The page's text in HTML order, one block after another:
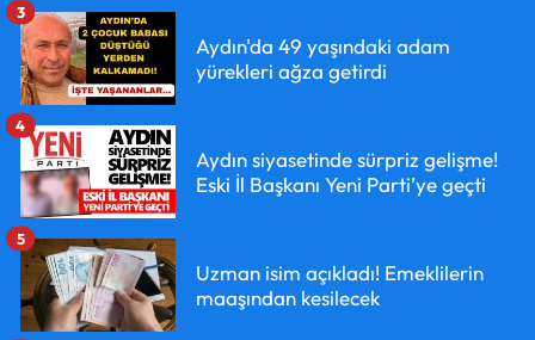
Aydın'da 49 yaşındaki adam
yürekleri ağza getirdi
3
Aydın siyasetinde sürpriz gelişme!
Eski İl Başkanı Yeni Parti’ye geçti
4
Uzman isim açıkladı! Emeklilerin
maaşından kesilecek
5